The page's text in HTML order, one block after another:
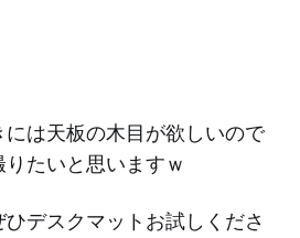
は天板の木目が欲しいので
たいと思いますｗ
デスクマットお試しくださ